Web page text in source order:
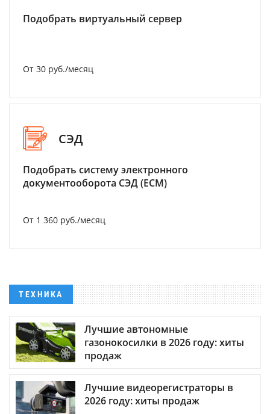
Подобрать виртуальный сервер
От 30 руб./месяц
СЭД
Подобрать систему электронного
документооборота СЭД (ECM)
От 1 360 руб./месяц
ТЕХНИКА
Лучшие автономные
газонокосилки в 2026 году: хиты
продаж
Лучшие видеорегистраторы в
2026 году: хиты продаж